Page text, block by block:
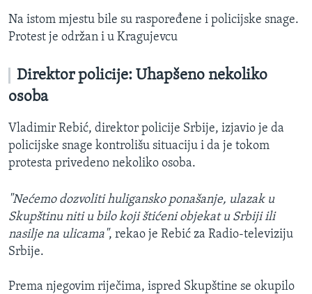
Na istom mjestu bile su raspoređene i policijske snage.
Protest je održan i u Kragujevcu
Direktor policije: Uhapšeno nekoliko
osoba
Vladimir Rebić, direktor policije Srbije, izjavio je da
policijske snage kontrolišu situaciju i da je tokom
protesta privedeno nekoliko osoba.
"Nećemo dozvoliti huligansko ponašanje, ulazak u
Skupštinu niti u bilo koji štićeni objekat u Srbiji ili
nasilje na ulicama", rekao je Rebić za Radio-televiziju
Srbije.
Prema njegovim riječima, ispred Skupštine se okupilo